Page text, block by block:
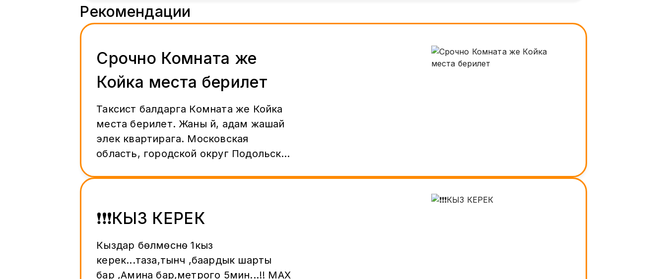
Рекомендации
Срочно Комната же
Койка места берилет
Таксист балдарга Комната же Койка
места берилет. Жаны үй, адам жашай
элек квартирага. Московская
область, городской округ Подольск,
❗️❗️❗️КЫЗ КЕРЕК
Кыздар бөлмөсүнө 1кыз
керек...таза,тынч ,баардык шарты
бар ,Амина бар,метрого 5мин...!! МАХ